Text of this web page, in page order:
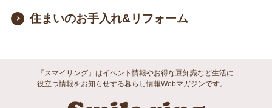
住まいのお手入れ&リフォーム
『スマイリング』はイベント情報やお得な豆知識など生活に
役立つ情報をお知らせする暮らし情報Webマガジンです。